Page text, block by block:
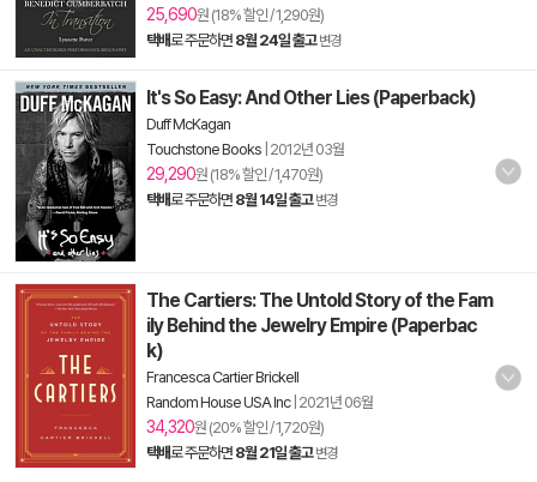
25,690원 (18% 할인 / 1,290원)
택배로 주문하면 8월 24일 출고 변경
It's So Easy: And Other Lies (Paperback)
Duff McKagan
Touchstone Books 2012년 03월
29,290원 (18% 할인 / 1,470원)
택배로 주문하면 8월 14일 출고 변경
The Cartiers: The Untold Story of the Fam
ily Behind the Jewelry Empire (Paperbac
k)
Francesca Cartier Brickell
Random House USA Inc| 2021년 06월
34,320원 (20% 할인 / 1,720원)
택배로 주문하면 8월 21일 출고 변경